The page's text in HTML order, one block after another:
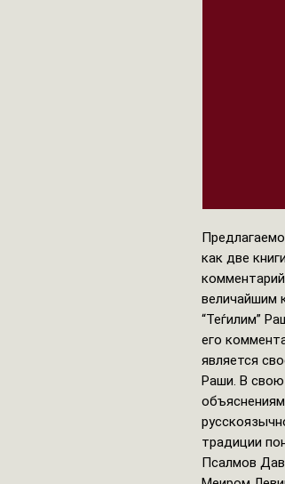
как две
величайшим
“Теѓилим”
его
является
Раши. В
традиции
Псалмов